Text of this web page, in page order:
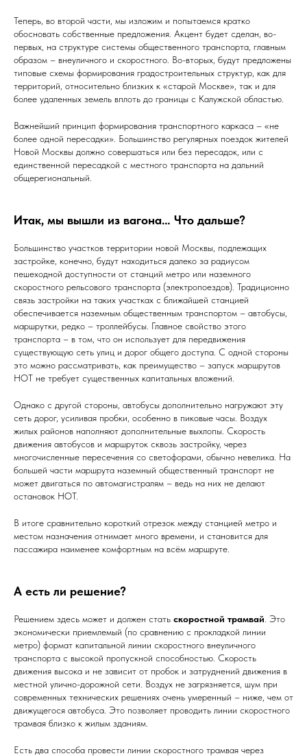
Теперь, во второй части, мы изложим и попытаемся кратко
обосновать собственные предложения. Акцент будет сделан, во-
первых, на структуре системы общественного транспорта, главным
образом – внеуличного и скоростного. Во-вторых, будут предложены
типовые схемы формирования градостроительных структур, как для
территорий, относительно близких к «старой Москве», так и для
более удаленных земель вплоть до границы с Калужской областью.
Важнейший принцип формирования транспортного каркаса – «не
более одной пересадки». Большинство регулярных поездок жителей
Новой Москвы должно совершаться или без пересадок, или с
единственной пересадкой с местного транспорта на дальний
общерегиональный.
Итак, мы вышли из вагона… Что дальше?
Большинство участков территории новой Москвы, подлежащих
застройке, конечно, будут находиться далеко за радиусом
пешеходной доступности от станций метро или наземного
скоростного рельсового транспорта (электропоездов). Традиционно
связь застройки на таких участках с ближайшей станцией
обеспечивается наземным общественным транспортом – автобусы,
маршрутки, редко – троллейбусы. Главное свойство этого
транспорта – в том, что он использует для передвижения
существующую сеть улиц и дорог общего доступа. С одной стороны
это можно рассматривать, как преимущество – запуск маршрутов
НОТ не требует существенных капитальных вложений.
Однако с другой стороны, автобусы дополнительно нагружают эту
сеть дорог, усиливая пробки, особенно в пиковые часы. Воздух
жилых районов наполняют дополнительные выхлопы. Скорость
движения автобусов и маршруток сквозь застройку, через
многочисленные пересечения со светофорами, обычно невелика. На
большей части маршрута наземный общественный транспорт не
может двигаться по автомагистралям – ведь на них не делают
остановок НОТ.
В итоге сравнительно короткий отрезок между станцией метро и
местом назначения отнимает много времени, и становится для
пассажира наименее комфортным на всём маршруте.
А есть ли решение?
Решением здесь может и должен стать скоростной трамвай . Это
экономически приемлемый (по сравнению с прокладкой линии
метро) формат капитальной линии скоростного внеуличного
транспорта с высокой пропускной способностью. Скорость
движения высока и не зависит от пробок и затруднений движения в
местной улично-дорожной сети. Воздух не загрязняется, шум при
современных технических решениях очень умеренный – ниже, чем от
движущегося автобуса. Это позволяет проводить линии скоростного
трамвая близко к жилым зданиям.
Есть два способа провести линии скоростного трамвая через